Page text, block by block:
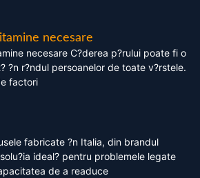
necesare
necesare C?derea p?rului poate fi o
?n r?ndul persoanelor de toate v?rstele.
factori
fabricate ?n Italia, din brandul
solu?ia ideal? pentru problemele legate
de a readuce